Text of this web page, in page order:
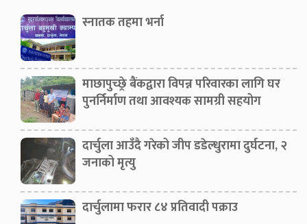
स्नातक तहमा भर्ना
माछापुच्छ्रे बैंकद्वारा विपन्न परिवारका लागि घर
पुनर्निर्माण तथा आवश्यक सामग्री सहयोग
दार्चुला आउँदै गरेको जीप डडेल्धुरामा दुर्घटना, २
जनाको मृत्यु
दार्चुलामा फरार ८४ प्रतिवादी पक्राउ